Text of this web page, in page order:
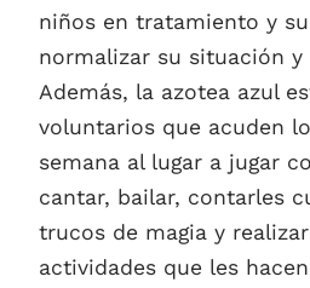
niños en tratamiento y
normalizar su situación y
Además, la azotea azul
voluntarios que acuden
semana al lugar a jugar
cantar, bailar, contarles
trucos de magia y
actividades que les